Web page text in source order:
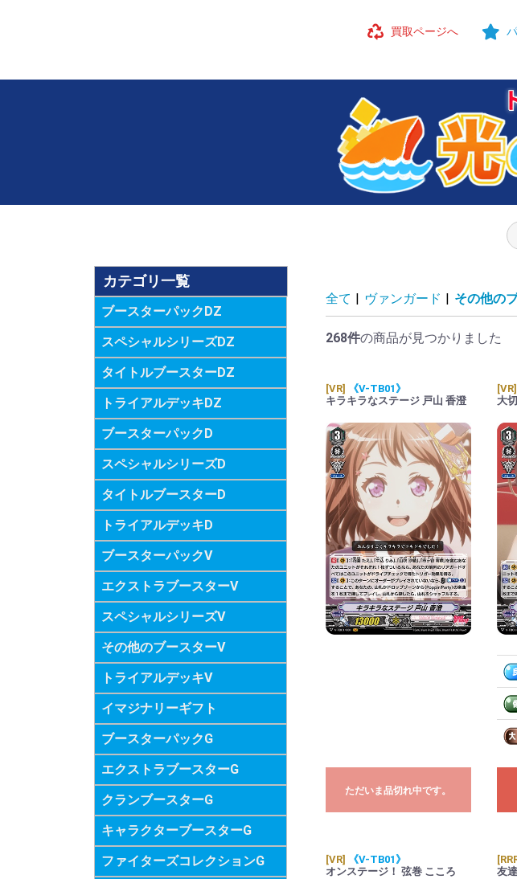
買取ページへ
カテゴリ一覧
ブースターパックDZ
スペシャルシリーズDZ
タイトルブースターDZ
トライアルデッキDZ
ブースターパックD
スペシャルシリーズD
タイトルブースターD
トライアルデッキD
ブースターパックV
エクストラブースターV
スペシャルシリーズV
その他のブースターV
トライアルデッキV
イマジナリーギフト
ブースターパックG
エクストラブースターG
クランブースターG
キャラクターブースターG
ファイターズコレクションG
全て | ヴァンガード | その他の
268件の商品が見つかりました
[VR]
《V-TB01》
キラキラなステージ 戸山 香澄
ただいま品切れ中です。
[VR]
大
[VR]
《V-TB01》
オンステージ！ 弦巻 こころ
友